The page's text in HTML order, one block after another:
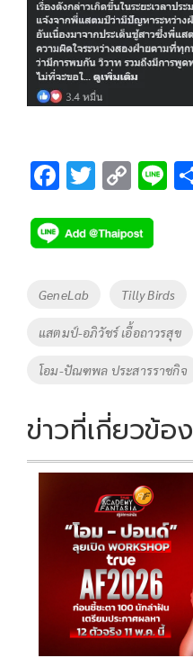
F
e
b
o
o
k
T
tt
er
C
p
y
Li
n
k
Li
Tags
GeneLab Tilly Birds
แสตมป์-อภิวัชร์ เอื้อถาวรสุข
โอม-ปัณฑพล ประสารราชกิจ
ข่าวที่เกี่ยวข้อง